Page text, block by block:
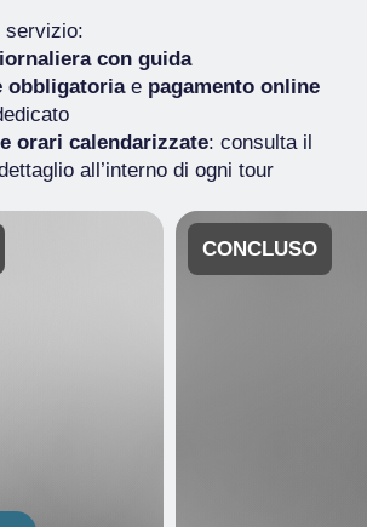
servizio:
con guida
obbligatoria e pagamento online
orari calendarizzate: consulta il
all’interno di ogni tour
CONCLUSO